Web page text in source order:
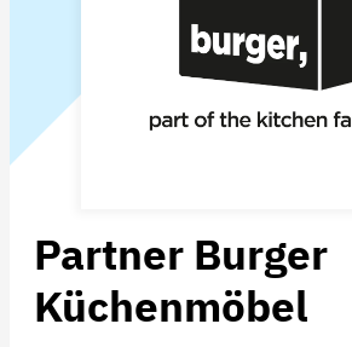
Partner Burger
Küchenmöbel